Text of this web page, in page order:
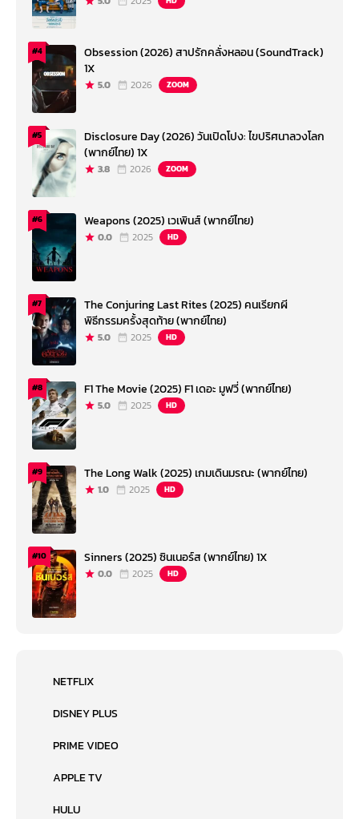
#4
Obsession (2026) สาปรักคลั่งหลอน (SoundTrack)
1X
5.0 2026 ZOOM
#5
Disclosure Day (2026) วันเปิดโปง: ไขปริศนาลวงโลก
(พากย์ไทย) 1X
3.8 2026 ZOOM
#6 Weapons (2025) เวเพินส์ (พากย์ไทย)
0.0 2025 HD
#7
The Conjuring Last Rites (2025) คนเรียกผี
พิธีกรรมครั้งสุดท้าย (พากย์ไทย)
5.0 2025 HD
#8 F1 The Movie (2025) F1 เดอะ มูฟวี่ (พากย์ไทย)
5.0 2025 HD
#9 The Long Walk (2025) เกมเดินมรณะ (พากย์ไทย)
1.0 2025 HD
#10 Sinners (2025) ซินเนอร์ส (พากย์ไทย) 1X
0.0 2025 HD
NETFLIX
DISNEY PLUS
PRIME VIDEO
APPLE TV
HULU